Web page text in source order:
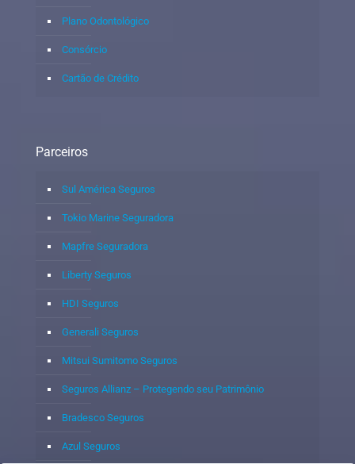
Plano Odontológico
Consórcio
Cartão de Crédito
Parceiros
Sul América Seguros
Tokio Marine Seguradora
Mapfre Seguradora
Liberty Seguros
HDI Seguros
Generali Seguros
Mitsui Sumitomo Seguros
Seguros Allianz – Protegendo seu Patrimônio
Bradesco Seguros
Azul Seguros